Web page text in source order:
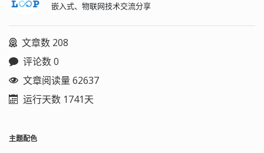
嵌入式、物联网技术交流分享
文章数 208
评论数 0
文章阅读量 62637
运行天数 1741天
主题配色